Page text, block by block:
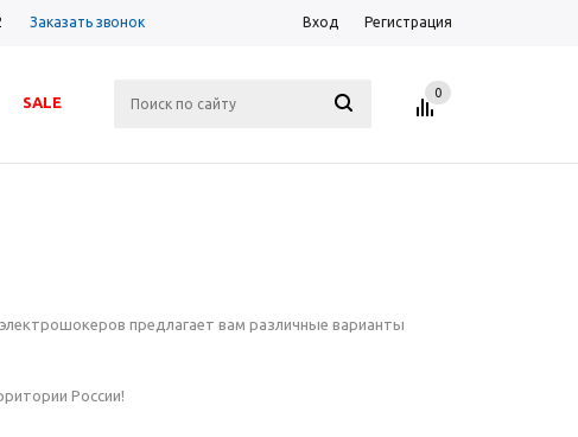
Заказать звонок Вход Регистрация
SALE
0
предлагает вам различные варианты
России!